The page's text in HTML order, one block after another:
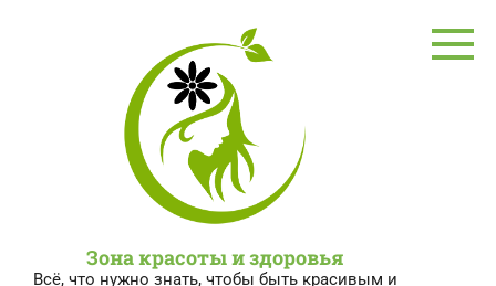
Зона красоты и здоровья
Всё, что нужно знать, чтобы быть красивым и